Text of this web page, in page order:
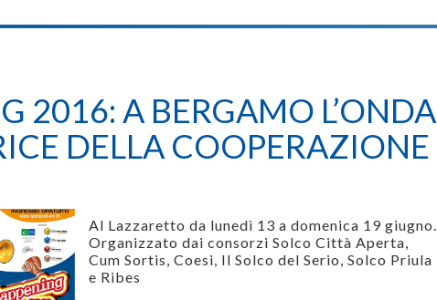
2016: A BERGAMO L’ONDA
DELLA COOPERAZIONE
Al Lazzaretto da lunedì 13 a domenica 19 giugno.
Organizzato dai consorzi Solco Città Aperta,
Cum Sortis, Coesi, Il Solco del Serio, Solco Priula
e Ribes